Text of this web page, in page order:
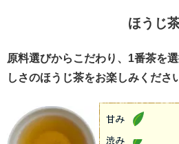
ほうじ
原料選びからこだわり、1番茶を
しさのほうじ茶をお楽しみくださ